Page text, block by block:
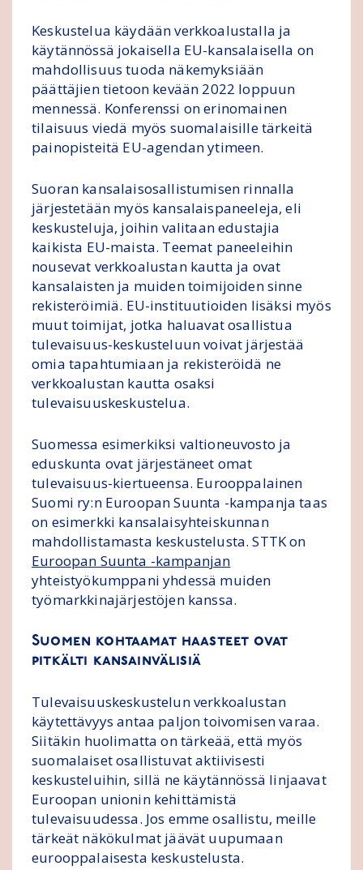
Keskustelua käydään verkkoalustalla ja
käytännössä jokaisella EU-kansalaisella on
mahdollisuus tuoda näkemyksiään
päättäjien tietoon kevään 2022 loppuun
mennessä. Konferenssi on erinomainen
tilaisuus viedä myös suomalaisille tärkeitä
painopisteitä EU-agendan ytimeen.
Suoran kansalaisosallistumisen rinnalla
järjestetään myös kansalaispaneeleja, eli
keskusteluja, joihin valitaan edustajia
kaikista EU-maista. Teemat paneeleihin
nousevat verkkoalustan kautta ja ovat
kansalaisten ja muiden toimijoiden sinne
rekisteröimiä. EU-instituutioiden lisäksi myös
muut toimijat, jotka haluavat osallistua
tulevaisuus-keskusteluun voivat järjestää
omia tapahtumiaan ja rekisteröidä ne
verkkoalustan kautta osaksi
tulevaisuuskeskustelua.
Suomessa esimerkiksi valtioneuvosto ja
eduskunta ovat järjestäneet omat
tulevaisuus-kiertueensa. Eurooppalainen
Suomi ry:n Euroopan Suunta -kampanja taas
on esimerkki kansalaisyhteiskunnan
mahdollistamasta keskustelusta. STTK on
Euroopan Suunta -kampanjan
yhteistyökumppani yhdessä muiden
työmarkkinajärjestöjen kanssa.
Suomen kohtaamat haasteet ovat
pitkälti kansainvälisiä
Tulevaisuuskeskustelun verkkoalustan
käytettävyys antaa paljon toivomisen varaa.
Siitäkin huolimatta on tärkeää, että myös
suomalaiset osallistuvat aktiivisesti
keskusteluihin, sillä ne käytännössä linjaavat
Euroopan unionin kehittämistä
tulevaisuudessa. Jos emme osallistu, meille
tärkeät näkökulmat jäävät uupumaan
eurooppalaisesta keskustelusta.